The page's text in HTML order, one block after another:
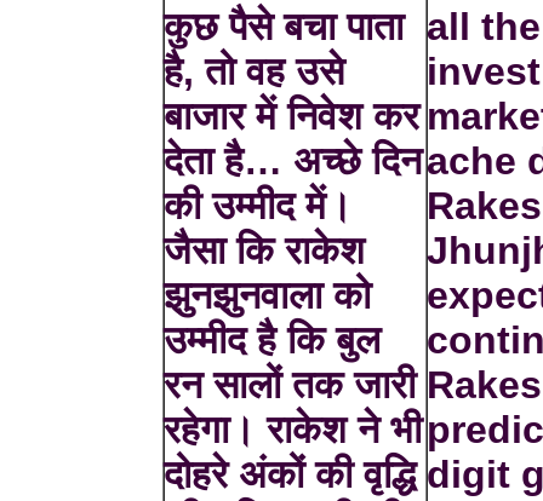
कुछ पैसे बचा पाता
है, तो वह उसे
बाजार में निवेश कर
देता है… अच्छे दिन
की उम्मीद में।
जैसा कि राकेश
झुनझुनवाला को
उम्मीद है कि बुल
रन सालों तक जारी
रहेगा। राकेश ने भी
दोहरे अंकों की वृद्धि
all
ache
digit